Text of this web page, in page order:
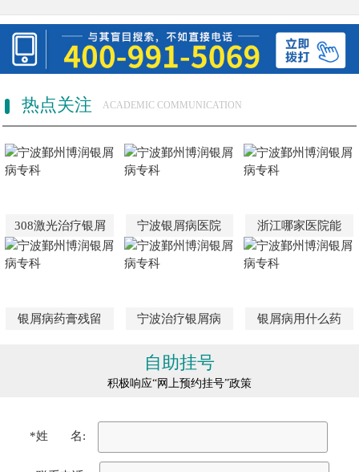
热点关注 ACADEMIC COMMUNICATION
308激光治疗银屑 宁波银屑病医院 浙江哪家医院能
银屑病药膏残留 宁波治疗银屑病 银屑病用什么药
自助挂号
积极响应“网上预约挂号”政策
*姓 名: